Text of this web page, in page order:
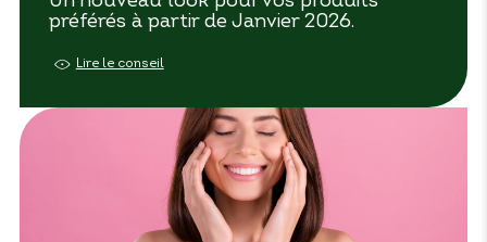
préférés à partir de Janvier 2026.
Lire le conseil